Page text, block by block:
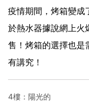
疫情期間，烤箱變成
於熱水器據說網上火
售！烤箱的選擇也是
有講究！
4樓：陽光的